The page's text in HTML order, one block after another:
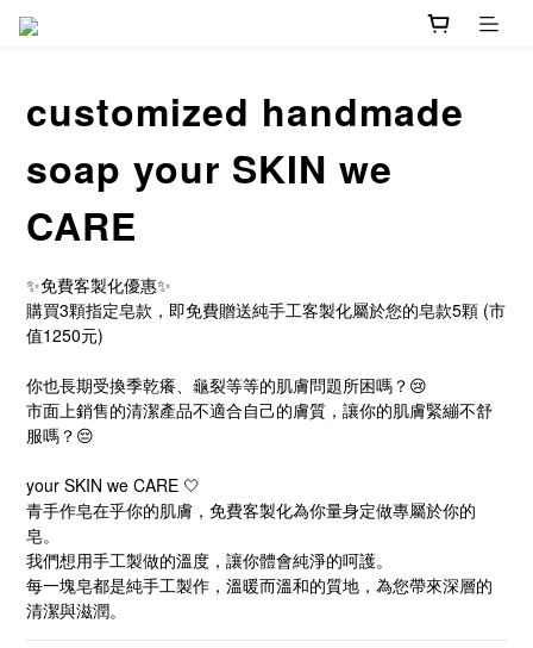
customized handmade
soap your SKIN we
CARE
✨免費客製化優惠✨
購買3顆指定皂款，即免費贈送純手工客製化屬於您的皂款5顆 (市
值1250元)
你也長期受換季乾癢、龜裂等等的肌膚問題所困嗎？😢
市面上銷售的清潔產品不適合自己的膚質，讓你的肌膚緊繃不舒
服嗎？😔
your SKIN we CARE 🤍
青手作皂在乎你的肌膚，免費客製化為你量身定做專屬於你的
皂。
我們想用手工製做的溫度，讓你體會純淨的呵護。
每一塊皂都是純手工製作，溫暖而溫和的質地，為您帶來深層的
清潔與滋潤。